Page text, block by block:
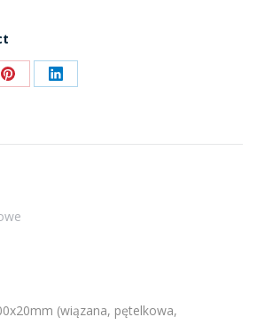
Share Share
(wiązana, pętelkowa,